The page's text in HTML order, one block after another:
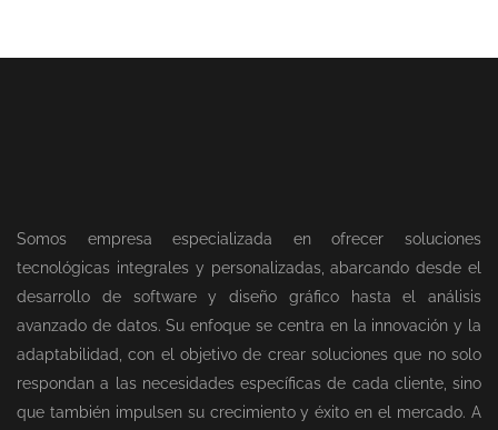
Somos empresa especializada en ofrecer soluciones
tecnológicas integrales y personalizadas, abarcando desde el
desarrollo de software y diseño gráfico hasta el análisis
avanzado de datos. Su enfoque se centra en la innovación y la
adaptabilidad, con el objetivo de crear soluciones que no solo
respondan a las necesidades específicas de cada cliente, sino
que también impulsen su crecimiento y éxito en el mercado. A